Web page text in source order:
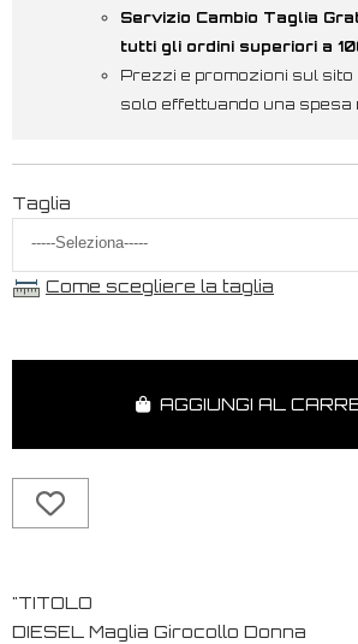
Servizio Cambio Taglia
tutti gli ordini superiori a
Prezzi e promozioni sul sito
solo effettuando una spesa
Taglia
Come scegliere la taglia
AGGIUNGI AL
"TITOLO
DIESEL Maglia Girocollo Donna